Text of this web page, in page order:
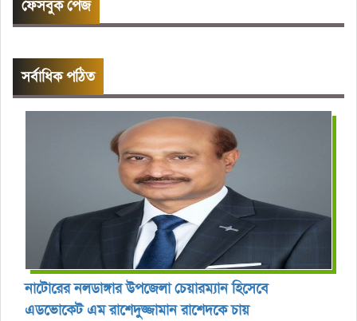
ফেসবুক পেজ
সর্বাধিক পঠিত
নাটোরের নলডাঙ্গার উপজেলা চেয়ারম্যান হিসেবে
এডভোকেট এম রাশেদুজ্জামান রাশেদকে চায়